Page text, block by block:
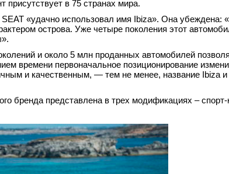
в 75 странах мира.
«удачно использовал имя Ibiza». Она убеждена:
острова. Уже четыре поколения этот
и около 5 млн проданных автомобилей
времени первоначальное позиционирование
и качественным, — тем не менее, название Ibiza и
бренда представлена в трех модификациях –